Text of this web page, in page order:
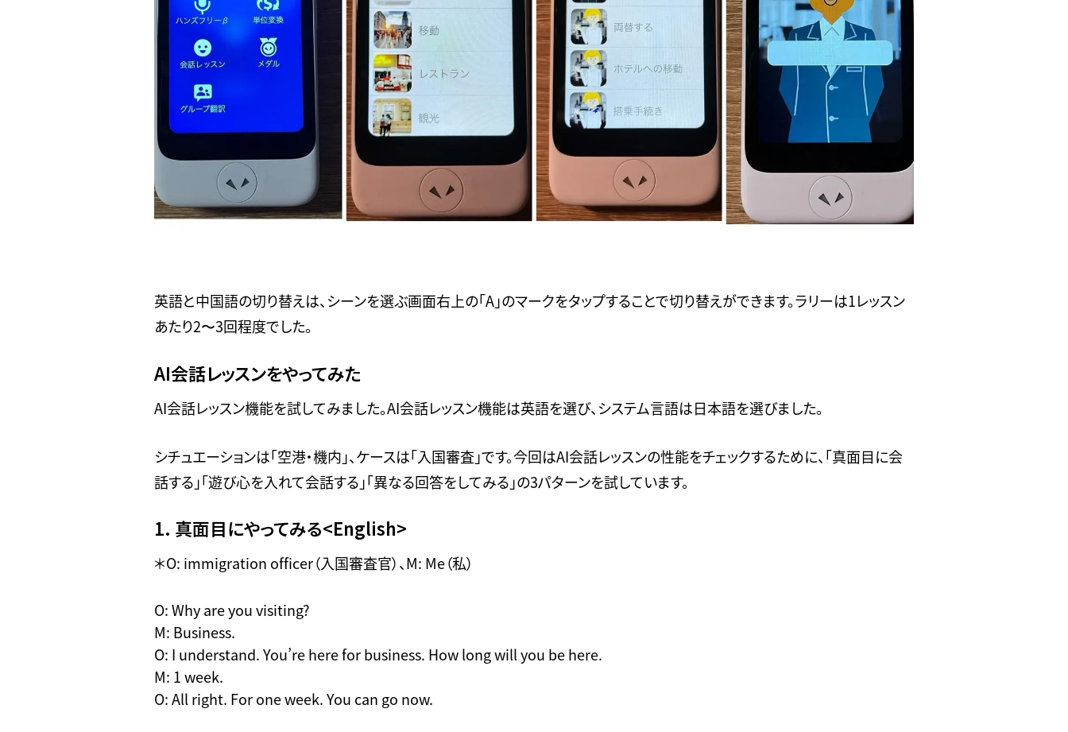
英語と中国語の切り替えは、シーンを選ぶ画面右上の「A」のマークをタップすることで切り替えができます。ラリーは1レッスン
あたり2〜3回程度でした。
AI会話レッスンをやってみた
AI会話レッスン機能を試してみました。AI会話レッスン機能は英語を選び、システム言語は日本語を選びました。
シチュエーションは「空港・機内」、ケースは「入国審査」です。今回はAI会話レッスンの性能をチェックするために、「真面目に会
話する」「遊び心を入れて会話する」「異なる回答をしてみる」の3パターンを試しています。
1. 真面目にやってみる<English>
＊O: immigration officer（入国審査官）、M: Me（私）
O: Why are you visiting?
M: Business.
O: I understand. You’re here for business. How long will you be here.
M: 1 week.
O: All right. For one week. You can go now.